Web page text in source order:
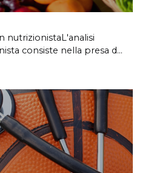
nutrizionistaL'analisi
consiste nella presa d...